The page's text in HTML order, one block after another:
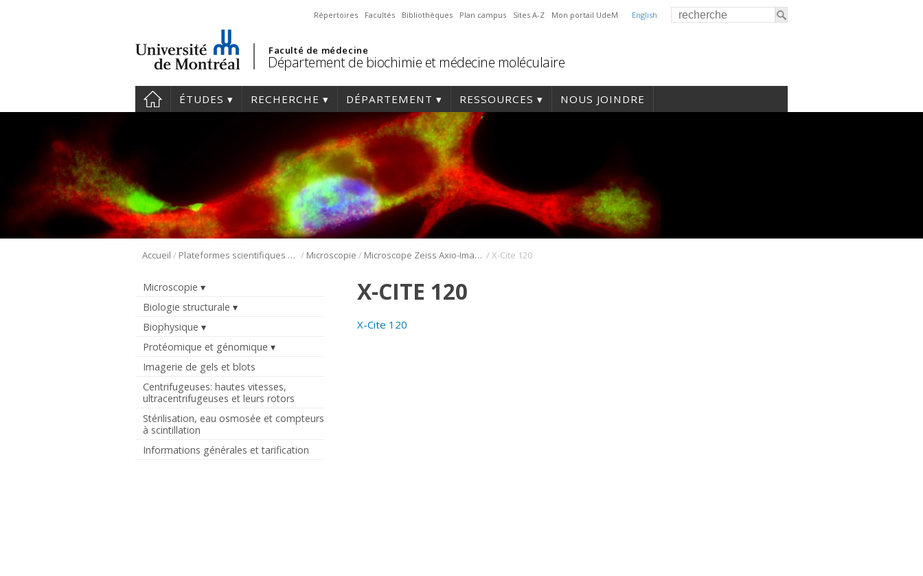
English
Répertoires Facultés Bibliothèques Plan campus Sites A-Z Mon portail UdeM
Faculté de médecine
Département de biochimie et médecine moléculaire
ÉTUDES RECHERCHE DÉPARTEMENT RESSOURCES NOUS JOINDRE
Accueil / Plateformes scientifiques BMM / Microscopie / Microscope Zeiss Axio-Imager Z2 /X-Cite 120
Microscopie
Biologie structurale
Biophysique
Protéomique et génomique
Imagerie de gels et blots
Centrifugeuses: hautes vitesses,
ultracentrifugeuses et leurs rotors
Stérilisation, eau osmosée et compteurs
à scintillation
Informations générales et tarification
X-CITE 120
X-Cite 120